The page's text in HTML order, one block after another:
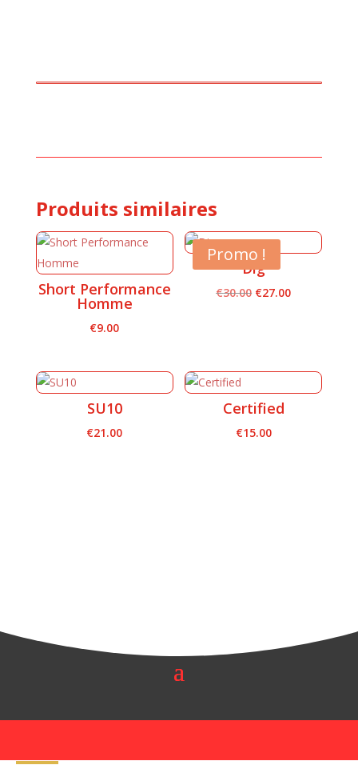
Produits similaires
Short Performance
Homme
€9.00
Promo !
Dig
€30.00 Le
€30.00.
€27.00Le
€27.00.
SU10
€21.00
Certified
€15.00